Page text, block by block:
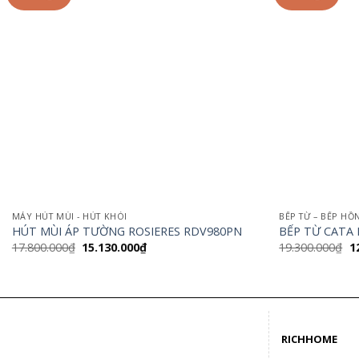
MÁY HÚT MÙI - HÚT KHÓI
HÚT MÙI ÁP TƯỜNG ROSIERES RDV980PN
17.800.000₫ Giá
15.130.000₫Giá
BẾP TỪ – BẾP
BẾP TỪ CATA
19.300.000₫
RICHHOME